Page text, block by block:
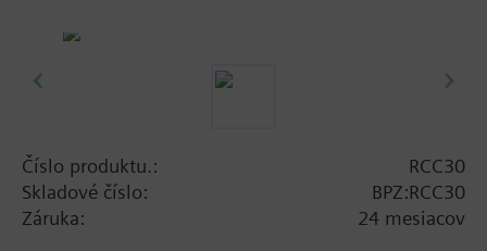
Outputs for 3-speed fan (0 / I / II / III)
Číslo produktu.:
RCC30
Skladové číslo:
BPZ:RCC30
Záruka:
24 mesiacov